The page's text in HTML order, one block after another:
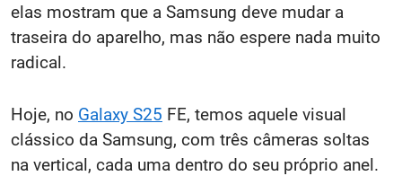
elas mostram que a Samsung deve mudar a
traseira do aparelho, mas não espere nada muito
radical.
Hoje, no Galaxy S25 FE, temos aquele visual
clássico da Samsung, com três câmeras soltas
na vertical, cada uma dentro do seu próprio anel.